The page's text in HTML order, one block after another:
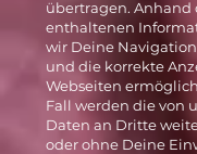
übertragen. Anhand
enthaltenen
wir Deine
und die korrekte
Webseiten
Fall werden die von
Daten an Dritte
oder ohne Deine